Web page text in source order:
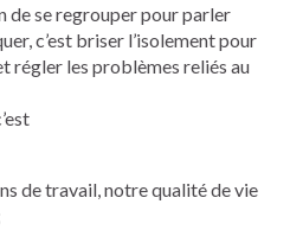
de se regrouper pour parler
c’est briser l’isolement pour
régler les problèmes reliés au
de travail, notre qualité de vie